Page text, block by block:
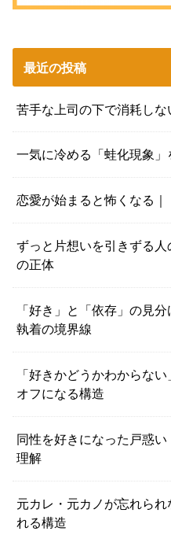
最近の投稿
苦手な上司の下で消耗しな
一気に冷める「蛙化現象
恋愛が始まると怖くなる
ずっと片想いを引きずる人
の正体
「好き」と「依存」の見
執着の境界線
「好きかどうかわからな
オフになる構造
同性を好きになった戸惑
理解
元カレ・元カノが忘れら
れる構造